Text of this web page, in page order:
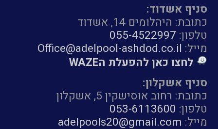
סניף אשדוד:
כתובת: היהלומים 14, אשדוד
טלפון: 055-4522997
מייל: Office@adelpool-ashdod.co.il
לחצו כאן להפעלת הWAZE
סניף אשקלון:
כתובת: רחוב אוסישקין 5, אשקלון
טלפון: 053-6113600
מייל: adelpools20@gmail.com